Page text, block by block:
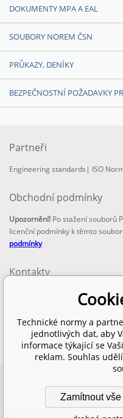
DOKUMENTY MPA A EAL
SOUBORY NOREM ČSN
PRŮKAZY, DENÍKY
BEZPEČNOSTNÍ POŽADAVKY
Partneři
Engineering standards | ISO
Obchodní podmínky
Upozornění! Po stažení souborů
licenční podmínky k těmto
podmínky
Kontakty
info@technickenormy.cz
obchod@technickenormy.cz
Telefon:
+420 377 387 684
SITEMAP
Tvorba a
Technické normy a
jednotlivých dat, aby
informace týkající se
reklam. Souhlas
Zamítnout vše